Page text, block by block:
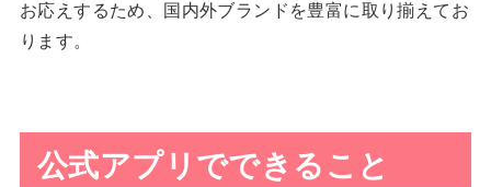
お応えするため、国内外ブランドを豊富に取り揃えてお
ります。
公式アプリでできること